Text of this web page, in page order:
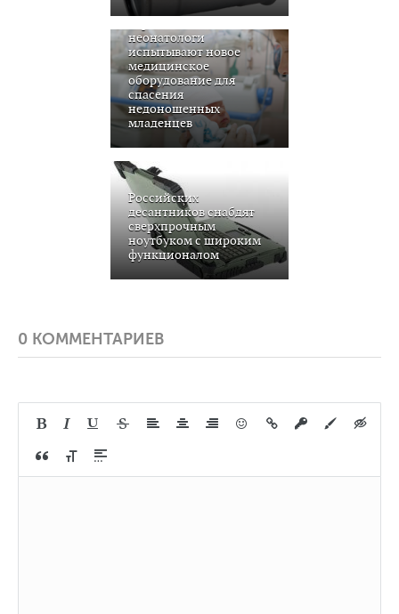
неонатологи
испытывают новое
медицинское
оборудование для
спасения
недоношенных
младенцев
Российских
десантников снабдят
сверхпрочным
ноутбуком с широким
функционалом
0 КОММЕНТАРИЕВ